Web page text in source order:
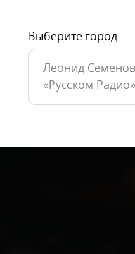
Выберите город
Леонид
«Русском